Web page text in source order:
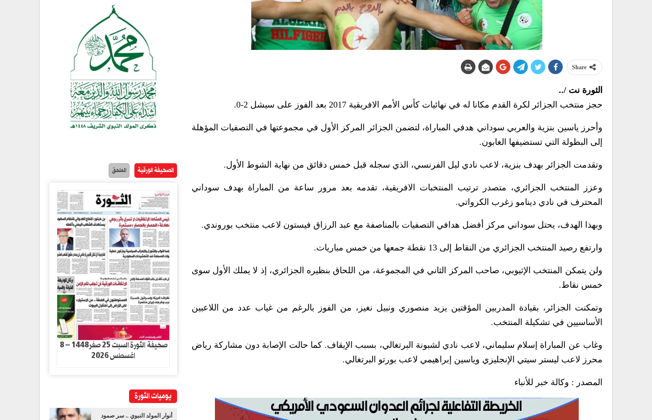
Share
الثورة نت /..
حجز منتخب الجزائر لكرة القدم مكانا له في نهائيات كأس الأمم الافريقية 2017 بعد الفوز على سيشل 2-0.
وأحرز ياسين بنزية والعربي سوداني هدفي المباراة، لتضمن الجزائر المركز الأول في مجموعتها في التصفيات المؤهلة
إلى البطولة التي تستضيفها الغابون.
وتقدمت الجزائر بهدف بنزية، لاعب نادي ليل الفرنسي، الذي سجله قبل خمس دقائق من نهاية الشوط الأول.
وعزز المنتخب الجزائري، متصدر ترتيب المنتخبات الافريقية، تقدمه بعد مرور ساعة من المباراة بهدف سوداني
المحترف في نادي دينامو زغرب الكرواتي.
وبهذا الهدف، يحتل سوداني مركز أفضل هدافي التصفيات بالمناصفة مع عبد الرزاق فيستون لاعب منتخب بوروندي.
وارتفع رصيد المنتخب الجزائري من النقاط إلى 13 نقطة جمعها من خمس مباريات.
ولن يتمكن المنتخب الإثيوبي، صاحب المركز الثاني في المجموعة، من اللحاق بنظيره الجزائري، إذ لا يملك الأول سوى
خمس نقاط.
وتمكنت الجزائر، بقيادة المدربين المؤقتين يزيد منصوري ونبيل نغيز، من الفوز بالرغم من غياب عدد من اللاعبين
الأساسيين في تشكيلة المنتخب.
وغاب عن المباراة إسلام سليماني، لاعب نادي لشبونة البرتغالي، بسبب الإيقاف. كما حالت الإصابة دون مشاركة رياض
محرز لاعب ليستر سيتي الإنجليزي وياسين إبراهيمي لاعب بورتو البرتغالي.
المصدر : وكالة خبر للأنباء
الصحيفة الورقية الملحق
صحيفة الثورة السبت 25 صفر1448 – 8
اغسطس 2026
يوميات الثورة
أنوار المولد النبوي .. سر صمود